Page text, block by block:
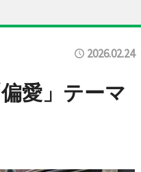
2026.02.24
愛」テーマ